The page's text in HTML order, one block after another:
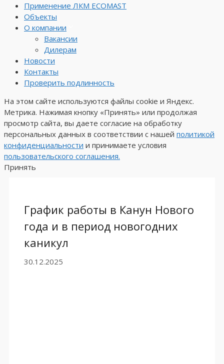
Применение ЛКМ ECOMAST
Объекты
О компании
Вакансии
Дилерам
Новости
Контакты
Проверить подлинность
На этом сайте используются файлы cookie и Яндекс.
Метрика. Нажимая кнопку «Принять» или продолжая
просмотр сайта, вы даете согласие на обработку
персональных данных в соответствии с нашей политикой
конфиденциальности и принимаете условия
пользовательского соглашения.
Принять
График работы в Канун Нового
года и в период новогодних
каникул
30.12.2025